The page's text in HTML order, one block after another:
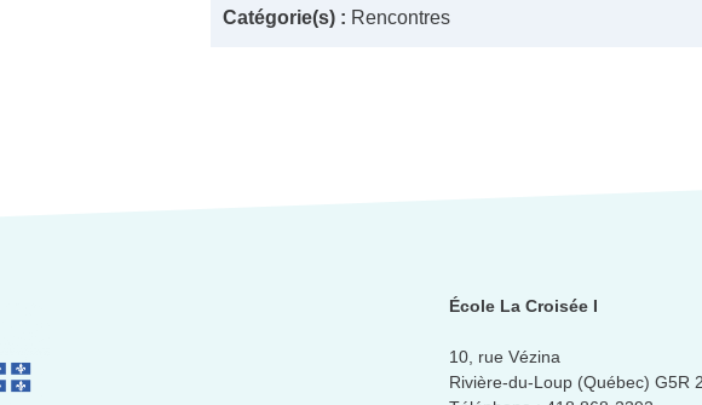
Catégorie(s) : Rencontres
École La Croisée I
10, rue Vézina
Rivière-du-Loup (Québec) G5R